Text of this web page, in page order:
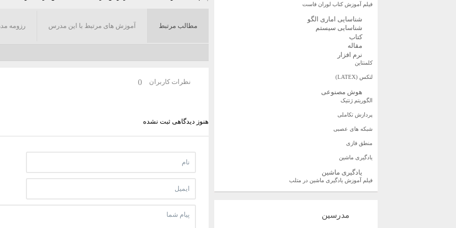
مطالب مرتبط آموزش های مرتبط با این مدرس رزومه
نظرات کاربران 0
هنوز دیدگاهی ثبت نشده
فیلم آموزش کتاب لوران فاست
شناسایی اماری الگو
شناسایی سیستم
کتاب
مقاله
نرم افزار
کلمنتاین
لتکس (LATEX)
هوش مصنوعی
الگوریتم ژنتیک
پردازش تکاملی
شبکه های عصبی
منطق فازی
یادگیری ماشین
یادگیری ماشین
فیلم آموزش یادگیری ماشین در متلب
مدرسین